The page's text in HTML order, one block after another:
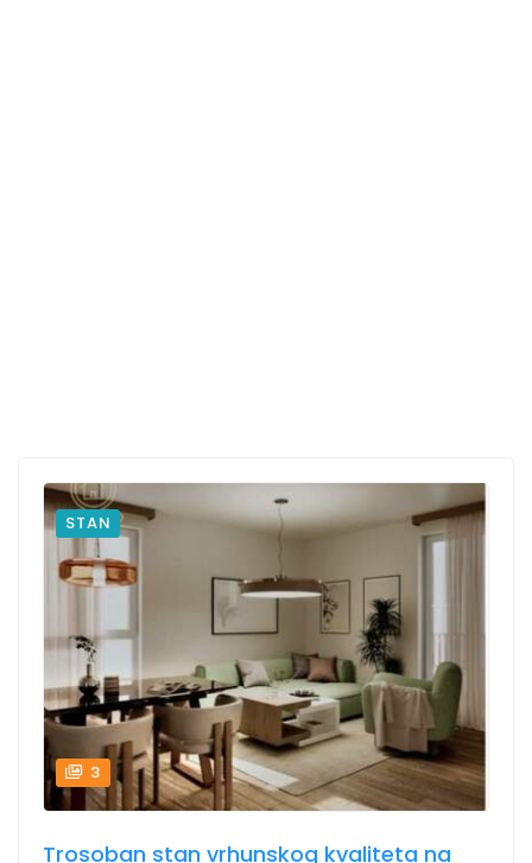
STAN
3
Trosoban stan vrhunskog kvaliteta na